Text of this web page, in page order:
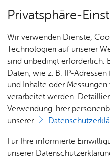
Nach­rich­ten
Nach­rich­ten
Mon­tag,
Übung in der kath.
Sozialstation
Privatsphäre-
Wir verwenden Dienste,
Technologien auf unserer
sind unbedingt erforderlich.
Daten, wie z. B. IP-
und Inhalte oder
verarbeitet werden.
Verwendung Ihrer
unserer
Für Ihre informierte
unserer